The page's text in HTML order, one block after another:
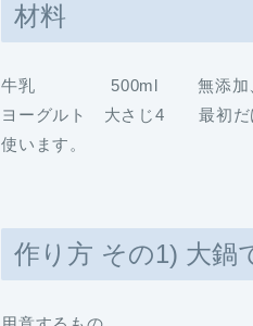
材料
牛乳 500ml 無添加、無調
ヨーグルト 大さじ4 最初だけ
使います。
作り方 その1) 大鍋